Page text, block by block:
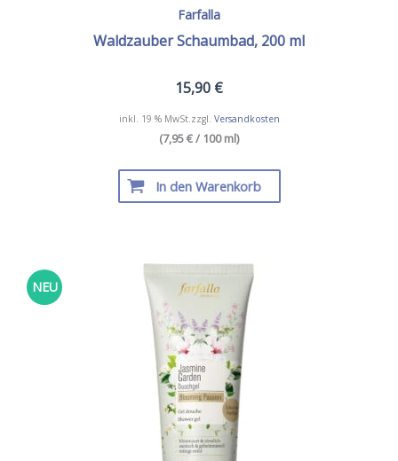
Farfalla
Waldzauber Schaumbad, 200 ml
15,90 €
inkl. 19 % MwSt. zzgl. Versandkosten
(7,95 € / 100 ml)
In den Warenkorb
NEU